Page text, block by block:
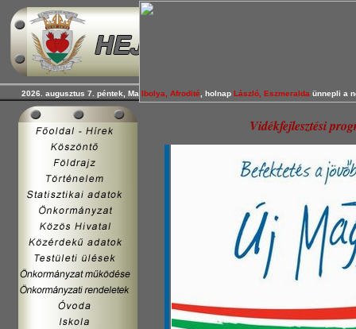
Vidékfejlesztési
2026. augusztus 7. péntek, Ma Ibolya, Afrodité , holnap László, Eszmeralda ünnepli a